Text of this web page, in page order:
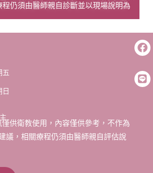
仍須由醫師親自診斷並以現場說明為
五
日
供衛教使用，內容僅供參考，不作為
議，相關療程仍須由醫師親自評估說